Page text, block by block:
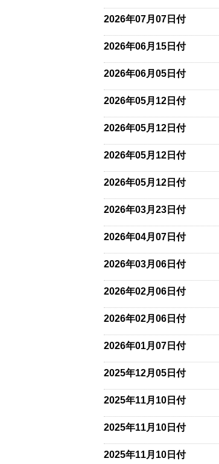
2026年07月07日付
2026年06月15日付
2026年06月05日付
2026年05月12日付
2026年05月12日付
2026年05月12日付
2026年05月12日付
2026年03月23日付
2026年04月07日付
2026年03月06日付
2026年02月06日付
2026年02月06日付
2026年01月07日付
2025年12月05日付
2025年11月10日付
2025年11月10日付
2025年11月10日付